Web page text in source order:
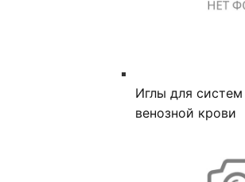
Иглы для систем
венозной крови